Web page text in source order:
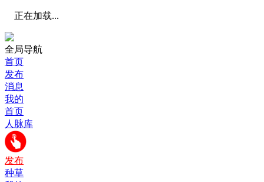
正在加载...
全局导航
首页
发布
消息
我的
首页
人脉库
发布
种草